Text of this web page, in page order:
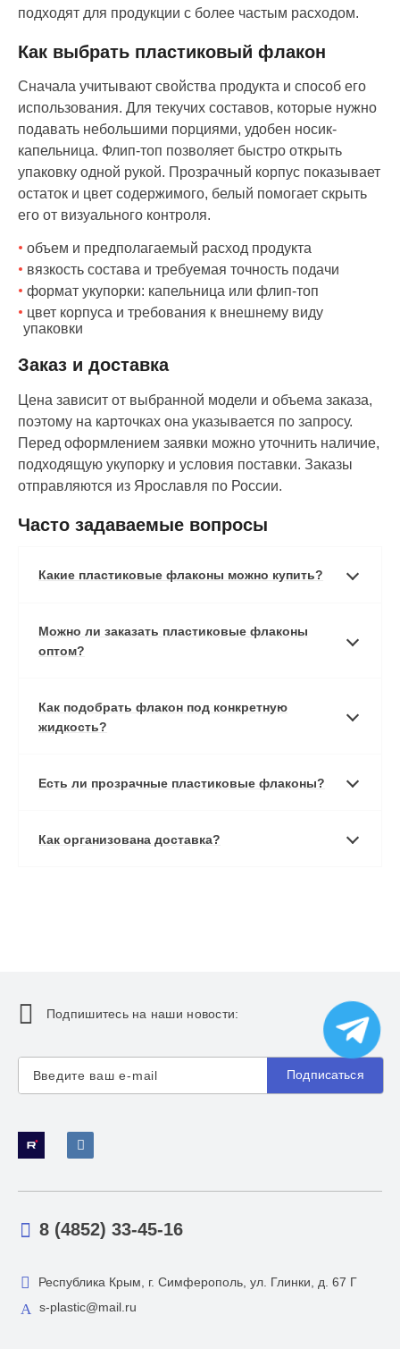
подходят для продукции с более частым расходом.
Как выбрать пластиковый флакон
Сначала учитывают свойства продукта и способ его
использования. Для текучих составов, которые нужно
подавать небольшими порциями, удобен носик-
капельница. Флип-топ позволяет быстро открыть
упаковку одной рукой. Прозрачный корпус показывает
остаток и цвет содержимого, белый помогает скрыть
его от визуального контроля.
объем и предполагаемый расход продукта
вязкость состава и требуемая точность подачи
формат укупорки: капельница или флип-топ
цвет корпуса и требования к внешнему виду
упаковки
Заказ и доставка
Цена зависит от выбранной модели и объема заказа,
поэтому на карточках она указывается по запросу.
Перед оформлением заявки можно уточнить наличие,
подходящую укупорку и условия поставки. Заказы
отправляются из Ярославля по России.
Часто задаваемые вопросы
Какие пластиковые флаконы можно купить?
Можно ли заказать пластиковые флаконы
оптом?
Как подобрать флакон под конкретную
жидкость?
Есть ли прозрачные пластиковые флаконы?
Как организована доставка?
Подпишитесь на наши новости:
Подписаться
8 (4852) 33-45-16
Республика Крым, г. Симферополь, ул. Глинки, д. 67 Г
s-plastic@mail.ru